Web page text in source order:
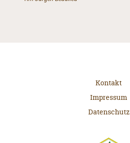
Kontakt
Impressum
Datenschutz